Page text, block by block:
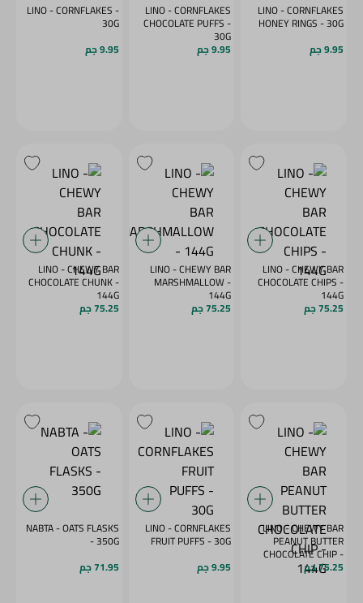
LINO - CORNFLAKES
HONEY RINGS - 30G
9.95 جم
LINO - CORNFLAKES
CHOCOLATE PUFFS -
30G
9.95 جم
LINO - CORNFLAKES -
30G
9.95 جم
LINO - CHEWY BAR
CHOCOLATE CHIPS -
144G
75.25 جم
LINO - CHEWY BAR
MARSHMALLOW -
144G
75.25 جم
LINO - CHEWY BAR
CHOCOLATE CHUNK -
144G
75.25 جم
LINO - CHEWY BAR
PEANUT BUTTER
CHOCOLATE CHIP -
144G
75.25 جم
LINO - CORNFLAKES
FRUIT PUFFS - 30G
9.95 جم
NABTA - OATS FLASKS
- 350G
71.95 جم